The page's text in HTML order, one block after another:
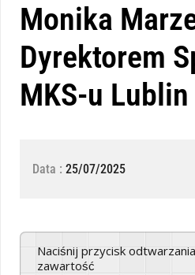
Monika
Dyrektorem
MKS-u
Data : 25/07/2025
Naciśnij przycisk odtwarzania, aby odsłuchać tę
zawartość